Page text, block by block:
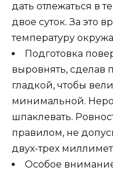
дать отлежаться в
двое суток. За это
температуру
Подготовка
выровнять, сделав
гладкой, чтобы
минимальной.
шпаклевать.
правилом, не
двух-трех
Особое